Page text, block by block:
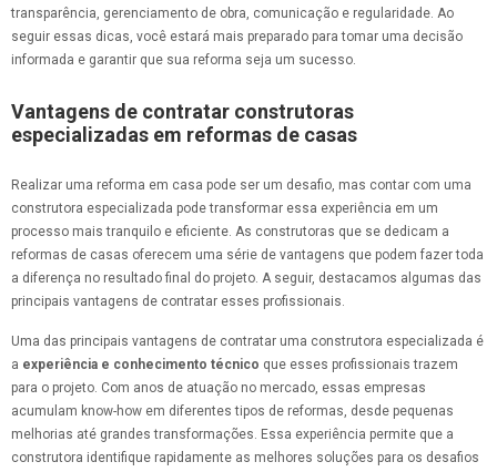
transparência, gerenciamento de obra, comunicação e regularidade. Ao
seguir essas dicas, você estará mais preparado para tomar uma decisão
informada e garantir que sua reforma seja um sucesso.
Vantagens de contratar construtoras
especializadas em reformas de casas
Realizar uma reforma em casa pode ser um desafio, mas contar com uma
construtora especializada pode transformar essa experiência em um
processo mais tranquilo e eficiente. As construtoras que se dedicam a
reformas de casas oferecem uma série de vantagens que podem fazer toda
a diferença no resultado final do projeto. A seguir, destacamos algumas das
principais vantagens de contratar esses profissionais.
Uma das principais vantagens de contratar uma construtora especializada é
a experiência e conhecimento técnico que esses profissionais trazem
para o projeto. Com anos de atuação no mercado, essas empresas
acumulam know-how em diferentes tipos de reformas, desde pequenas
melhorias até grandes transformações. Essa experiência permite que a
construtora identifique rapidamente as melhores soluções para os desafios